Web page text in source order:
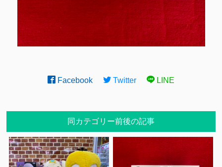
Facebook Twitter LINE
同カテゴリー前後の記事